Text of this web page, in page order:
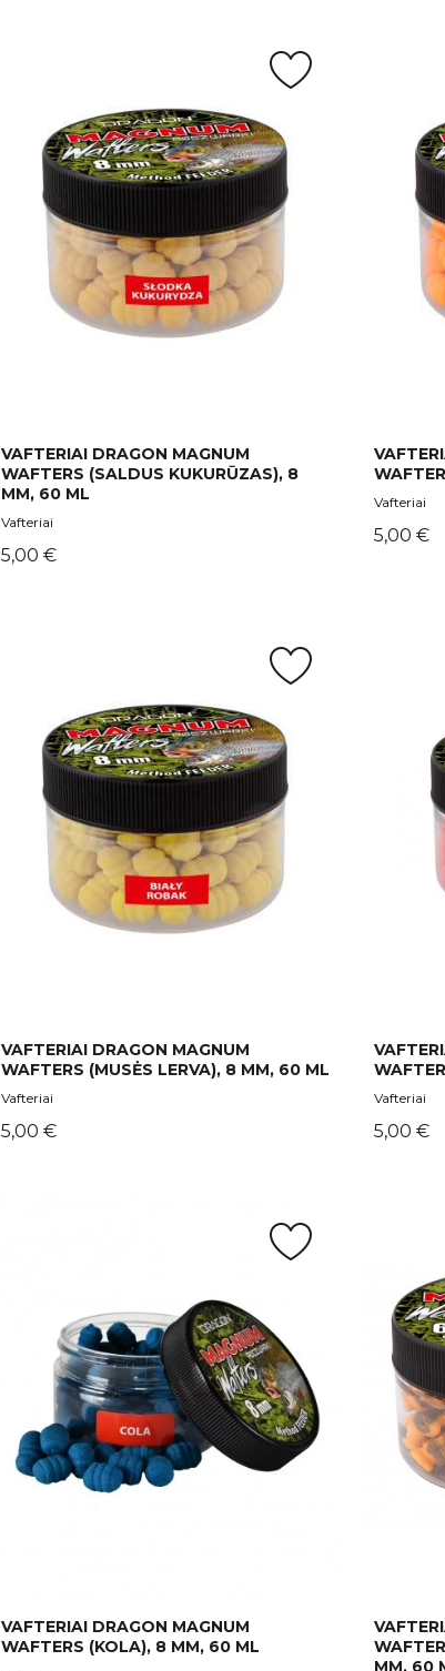
VAFTERIAI DRAGON MAGNUM
WAFTERS (SALDUS KUKURŪZAS), 8
MM, 60 ML
Vafteriai
Kaina
5,00 €
Vafteriai
Kaina
5,00 €
VAFTERIAI DRAGON MAGNUM
WAFTERS (MUSĖS LERVA), 8 MM, 60 ML
Vafteriai
Kaina
5,00 €
Vafteriai
Kaina
5,00 €
VAFTERIAI DRAGON MAGNUM
WAFTERS (KOLA), 8 MM, 60 ML
MM, 60